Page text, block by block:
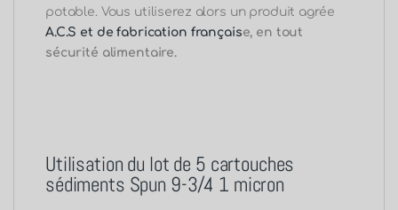
potable. Vous utiliserez alors un produit agrée
A.C.S et de fabrication française, en tout
sécurité alimentaire.
Utilisation du lot de 5 cartouches
sédiments Spun 9-3/4 1 micron